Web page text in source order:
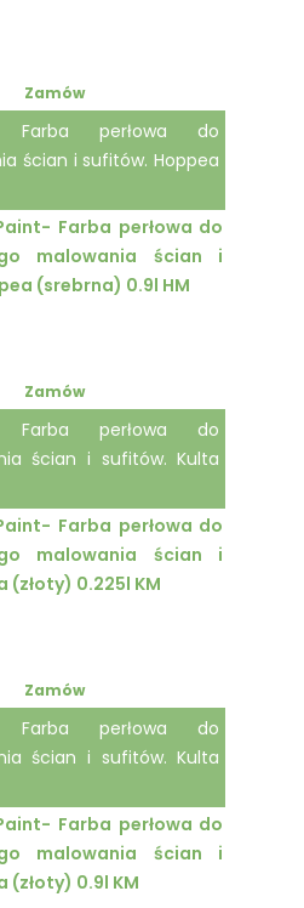
Zamów
perłowa do
ścian i sufitów. Hoppea
Farba perłowa do
malowania ścian i
(srebrna) 0.9l HM
Zamów
perłowa do
ścian i sufitów. Kulta
Farba perłowa do
malowania ścian i
(złoty) 0.225l KM
Zamów
perłowa do
ścian i sufitów. Kulta
Farba perłowa do
malowania ścian i
(złoty) 0.9l KM